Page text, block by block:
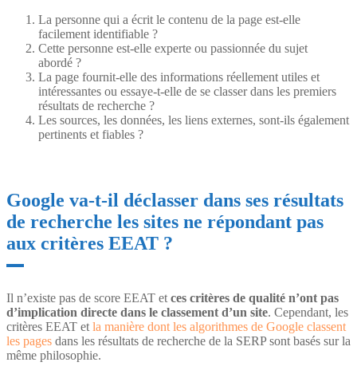
La personne qui a écrit le contenu de la page est-elle
facilement identifiable ?
Cette personne est-elle experte ou passionnée du sujet
abordé ?
La page fournit-elle des informations réellement utiles et
intéressantes ou essaye-t-elle de se classer dans les premiers
résultats de recherche ?
Les sources, les données, les liens externes, sont-ils également
pertinents et fiables ?
Google va-t-il déclasser dans ses résultats
de recherche les sites ne répondant pas
aux critères EEAT ?
Il n’existe pas de score EEAT et ces critères de qualité n’ont pas
d’implication directe dans le classement d’un site. Cependant, les
critères EEAT et la manière dont les algorithmes de Google classent
les pages dans les résultats de recherche de la SERP sont basés sur la
même philosophie.